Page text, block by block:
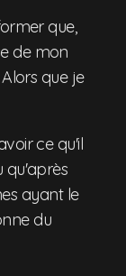
que,
de mon
que je
ce qu'il
qu'après
ayant le
du